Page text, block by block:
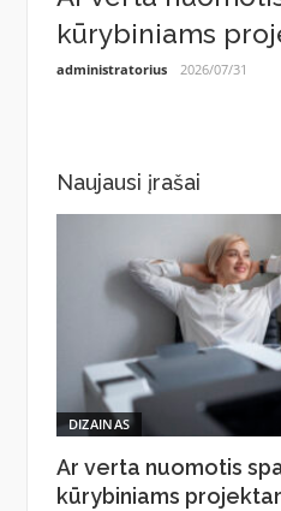
kūrybiniams
administratorius 2026/07/31
Naujausi įrašai
DIZAINAS
Ar verta nuomotis
kūrybiniams